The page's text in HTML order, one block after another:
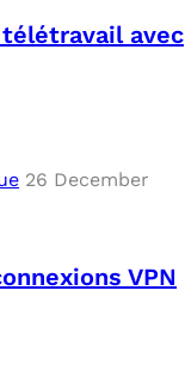
avec
26 December
VPN